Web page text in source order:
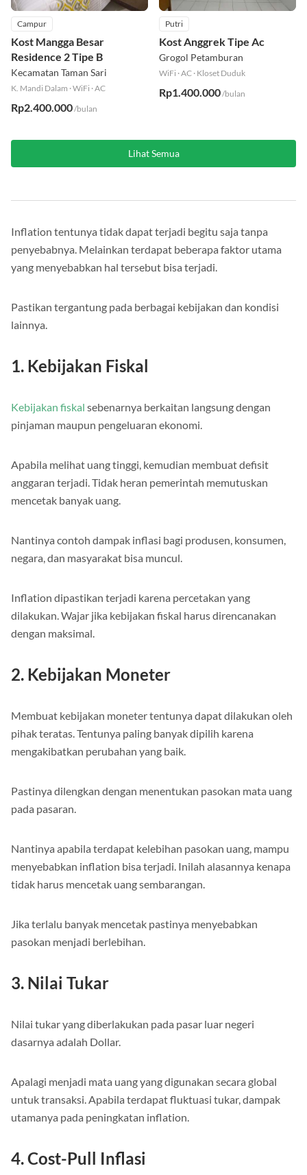
Campur
Kost Mangga Besar
Residence 2 Tipe B
Kecamatan Taman Sari
K. Mandi Dalam ·WiFi ·AC
Rp2.400.000/bulan
Putri
Kost Anggrek Tipe Ac
Grogol Petamburan
WiFi ·AC · Kloset Duduk
Rp1.400.000/bulan
Lihat Semua
Inflation tentunya tidak dapat terjadi begitu saja tanpa
penyebabnya. Melainkan terdapat beberapa faktor utama
yang menyebabkan hal tersebut bisa terjadi.
Pastikan tergantung pada berbagai kebijakan dan kondisi
lainnya.
1. Kebijakan Fiskal
Kebijakan fiskal sebenarnya berkaitan langsung dengan
pinjaman maupun pengeluaran ekonomi.
Apabila melihat uang tinggi, kemudian membuat defisit
anggaran terjadi. Tidak heran pemerintah memutuskan
mencetak banyak uang.
Nantinya contoh dampak inflasi bagi produsen, konsumen,
negara, dan masyarakat bisa muncul.
Inflation dipastikan terjadi karena percetakan yang
dilakukan. Wajar jika kebijakan fiskal harus direncanakan
dengan maksimal.
2. Kebijakan Moneter
Membuat kebijakan moneter tentunya dapat dilakukan oleh
pihak teratas. Tentunya paling banyak dipilih karena
mengakibatkan perubahan yang baik.
Pastinya dilengkan dengan menentukan pasokan mata uang
pada pasaran.
Nantinya apabila terdapat kelebihan pasokan uang, mampu
menyebabkan inflation bisa terjadi. Inilah alasannya kenapa
tidak harus mencetak uang sembarangan.
Jika terlalu banyak mencetak pastinya menyebabkan
pasokan menjadi berlebihan.
3. Nilai Tukar
Nilai tukar yang diberlakukan pada pasar luar negeri
dasarnya adalah Dollar.
Apalagi menjadi mata uang yang digunakan secara global
untuk transaksi. Apabila terdapat fluktuasi tukar, dampak
utamanya pada peningkatan inflation.
4. Cost-Pull Inflasi